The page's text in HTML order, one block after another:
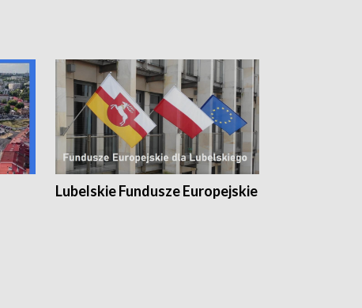
Lubelskie Fundusze Europejskie